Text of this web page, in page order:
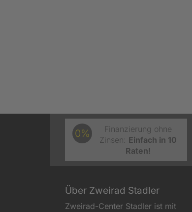
0%
Finanzierung ohne
Zinsen: Einfach in 10
Raten!
Über Zweirad Stadler
Zweirad-Center Stadler ist mit